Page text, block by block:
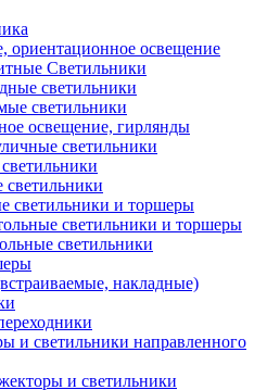
ориентационное освещение
Светильники
светильники
светильники
освещение, гирлянды
светильники
светильники и торшеры
светильники и торшеры
светильники
накладные)
и светильники направленного
и светильники